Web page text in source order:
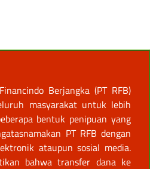
Berjangka (PT RFB)
masyarakat untuk lebih
bentuk penipuan yang
PT RFB dengan
ataupun sosial media.
bahwa transfer dana ke